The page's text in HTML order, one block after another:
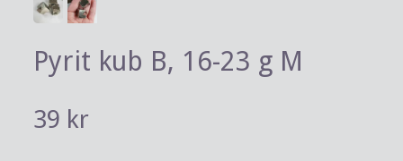
Pyrit kub B, 16-23 g M
39 kr